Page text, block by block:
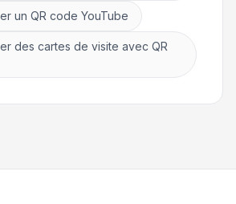
un QR code YouTube
des cartes de visite avec QR